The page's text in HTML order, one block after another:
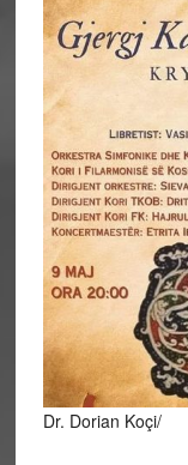
Dr. Dorian Koçi/